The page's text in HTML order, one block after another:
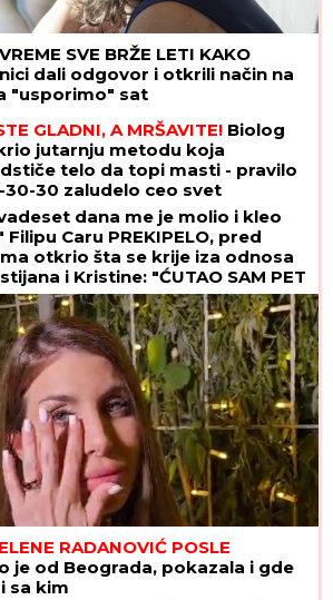
SVE BRŽE LETI KAKO
dali odgovor i otkrili način na
"usporimo" sat
GLADNI, A MRŠAVITE! Biolog
jutarnju metodu koja
telo da topi masti - pravilo
30-30 zaludelo ceo svet
dana me je molio i kleo
Filipu Caru PREKIPELO, pred
otkrio šta se krije iza odnosa
i Kristine: "ĆUTAO SAM PET
RADANOVIĆ POSLE
je od Beograda, pokazala i gde
sa kim